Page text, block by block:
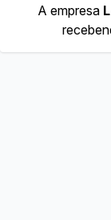
A empresa